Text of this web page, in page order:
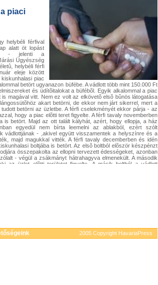
piaci
helybéli férfival
alatt öt lopást
- jelenti a
Ügyészség
helybéli férfi
eleje között
piac
betört ugyanazon büfébe. A vádlott több mint 150.000 Ft
és üdítõitalokat a büfébõl. Egyik alkalommal a piac
magával vitt. Nem ez volt az elkövetõ elsõ bûnös látogatása
akart betörni, de ekkor nem járt sikerrel, mert a
betörni az üzletbe. A férfi cselekményét ekkor párja - az
hogy a piac elõtti teret figyelte. A férfi tavaly novemberben
is betört. Majd az ott talált kályhát, azért, hogy ellopja, a ház
egyedül nem bírta leemelni az ablakból, ezért szólt
vádlottjának - ,akivel együtt visszamentek a helyszínre és a
majd magukkal vitték. A férfi tavaly decemberben és idén
boltjába is betört. Az elsõ boltból elõször készpénzt
összepakolta az ellopni tervezett édességeket, azonban
- végül a zsákmányt hátrahagyva elmenekült. A második
az üzlet elõtti területet figyelte. A másik boltból a vádlott
2005 Copyright HavariaPress